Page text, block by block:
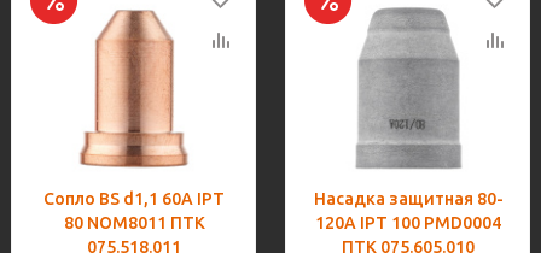
Сопло BS d1,1 60A IPT
80 NOM8011 ПТК
075.518.011
Насадка защитная 80-
120A IPT 100 PMD0004
ПТК 075.605.010